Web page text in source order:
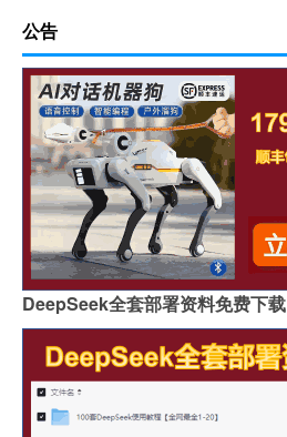
公告
DeepSeek全套部署资料免费下载